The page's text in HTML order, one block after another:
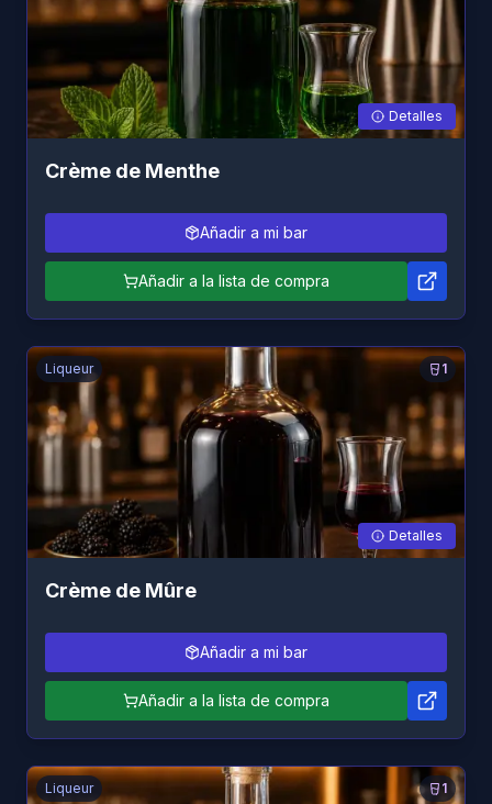
Detalles
Crème de Menthe
Añadir a mi bar
Añadir a la lista de compra
1
Liqueur
Detalles
Crème de Mûre
Añadir a mi bar
Añadir a la lista de compra
1
Liqueur